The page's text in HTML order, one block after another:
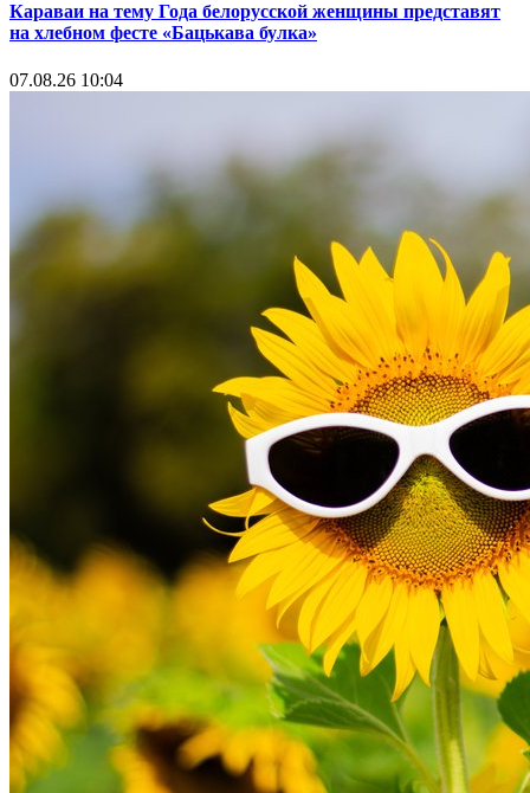
Караваи на тему Года белорусской женщины представят
на хлебном фесте «Бацькава булка»
07.08.26 10:04